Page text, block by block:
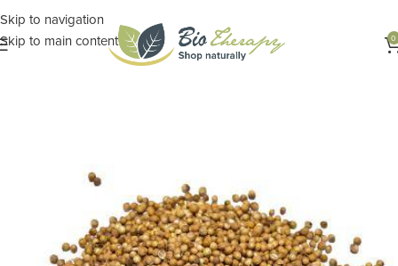
Skip to navigation
Skip to main content
0